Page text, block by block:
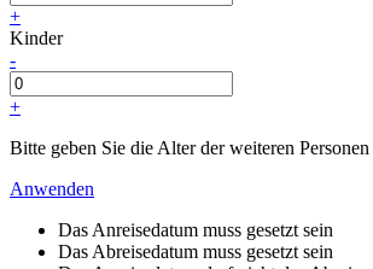
+
Kinder
-
+
Bitte geben Sie die Alter der weiteren Personen
Anwenden
Das Anreisedatum muss gesetzt sein
Das Abreisedatum muss gesetzt sein